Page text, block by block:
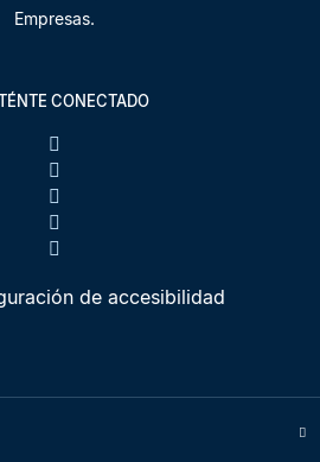
Empresas.
CONECTADO
de accesibilidad